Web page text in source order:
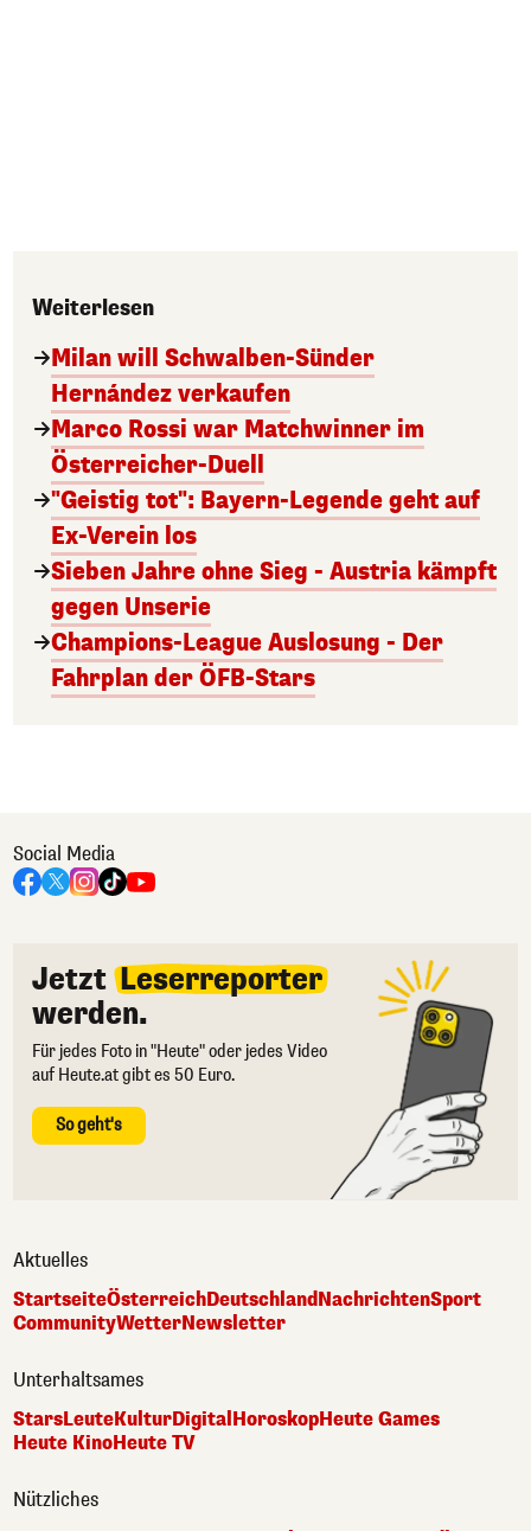
Weiterlesen
Milan will Schwalben-Sünder
Hernández verkaufen
Marco Rossi war Matchwinner im
Österreicher-Duell
"Geistig tot": Bayern-Legende geht auf
Ex-Verein los
Sieben Jahre ohne Sieg - Austria kämpft
gegen Unserie
Champions-League Auslosung - Der
Fahrplan der ÖFB-Stars
Social Media
Jetzt Leserreporter
werden.
Für jedes Foto in "Heute" oder jedes Video
auf Heute.at gibt es 50 Euro.
So geht's
Aktuelles
StartseiteÖsterreichDeutschlandNachrichtenSport
CommunityWetterNewsletter
Unterhaltsames
StarsLeuteKulturDigital HoroskopHeute Games
Heute KinoHeute TV
Nützliches